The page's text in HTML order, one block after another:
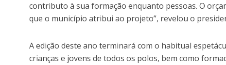
contributo à sua formação enquanto pessoas. O
que o município atribui ao projeto”, revelou o
A edição deste ano terminará com o habitual
crianças e jovens de todos os polos, bem como